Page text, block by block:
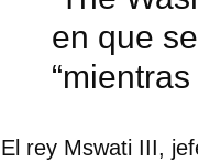
en que
El rey Mswati III,